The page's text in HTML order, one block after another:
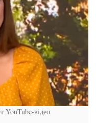
відео